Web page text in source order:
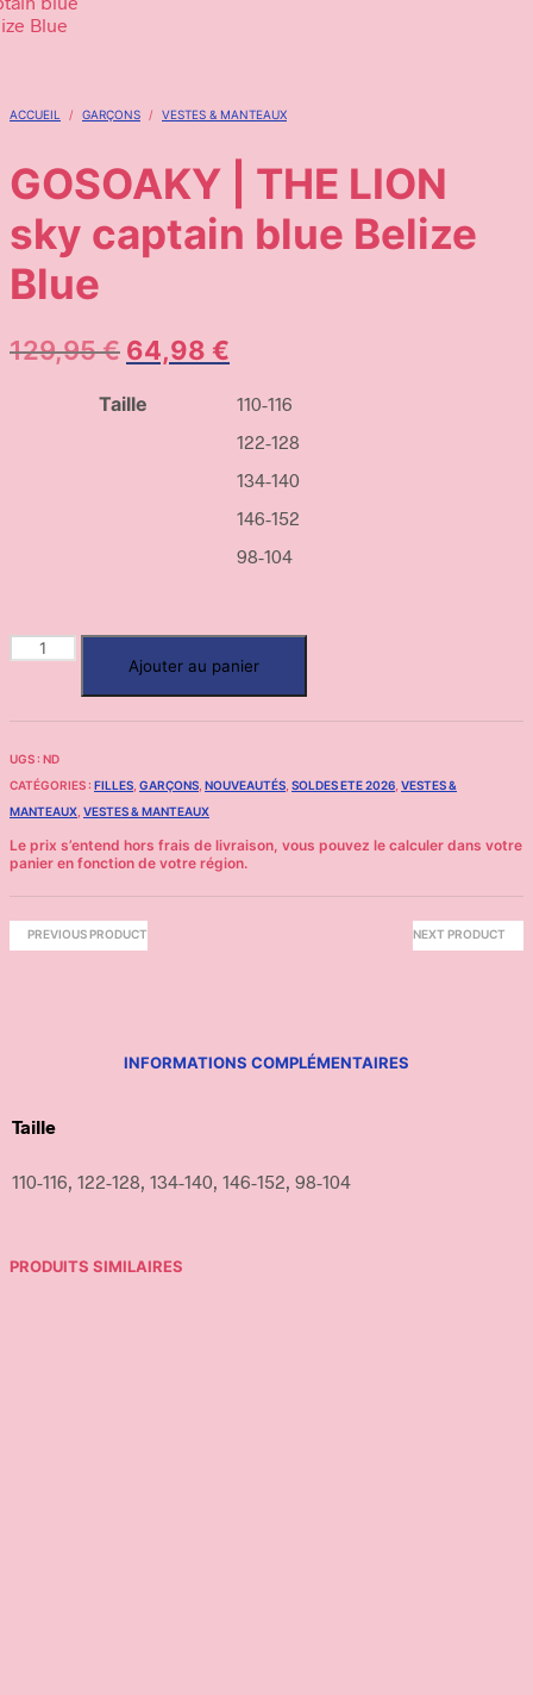
ACCUEIL / GARÇONS / VESTES & MANTEAUX
GOSOAKY | THE LION
sky captain blue Belize
Blue
129,95€ 64,98 €
Taille
110-116
122-128
134-140
146-152
98-104
Ajouter au panier
UGS : ND
CATÉGORIES : FILLES GARÇONS NOUVEAUTÉS SOLDES ETE 2026 VESTES &
MANTEAUX VESTES & MANTEAUX
PREVIOUS PRODUCT NEXT PRODUCT
INFORMATIONS COMPLÉMENTAIRES
Taille
110-116, 122-128, 134-140, 146-152, 98-104
PRODUITS SIMILAIRES